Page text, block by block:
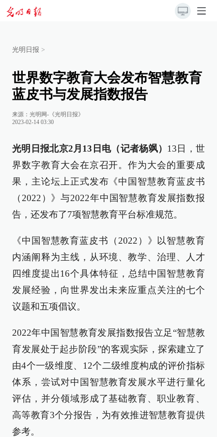
光明日报 >
世界数字教育大会发布智慧教育
蓝皮书与发展指数报告
来源： 光明网-《光明日报》
2023-02-14 03:30
光明日报北京2月13日电（记者杨飒） 13日，世
界数字教育大会在京召开。作为大会的重要成
果，主论坛上正式发布《中国智慧教育蓝皮书
（2022）》与2022年中国智慧教育发展指数报
告，还发布了7项智慧教育平台标准规范。
《中国智慧教育蓝皮书（2022）》以智慧教育
内涵阐释为主线，从环境、教学、治理、人才
四维度提出16个具体特征，总结中国智慧教育
发展经验，向世界发出未来应重点关注的七个
议题和五项倡议。
2022年中国智慧教育发展指数报告立足“智慧教
育发展处于起步阶段”的客观实际，探索建立了
由4个一级维度、12个二级维度构成的评价指标
体系，尝试对中国智慧教育发展水平进行量化
评估，并分领域形成了基础教育、职业教育、
高等教育3个分报告，为有效推进智慧教育提供
参考。